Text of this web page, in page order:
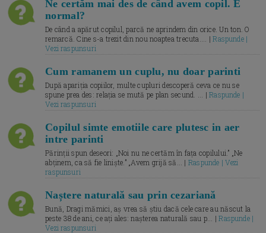
Ne certăm mai des de când avem copil. E
normal?
De când a apărut copilul, parcă ne aprindem din orice. Un ton. O
remarcă. Cine s-a trezit din nou noaptea trecuta.... |Raspunde |
Vezi raspunsuri
Cum ramanem un cuplu, nu doar parinti
După apariția copiilor, multe cupluri descoperă ceva ce nu se
spune prea des: relația se mută pe plan secund. ... |Raspunde |
Vezi raspunsuri
Copilul simte emotiile care plutesc in aer
intre parinti
Părinții spun deseori: „Noi nu ne certăm în fața copilului.” „Ne
abținem, ca să fie liniște.” „Avem grijă să... | Raspunde | Vezi
raspunsuri
Naștere naturală sau prin cezariană
Bună, Dragi mămici, aș vrea să știu dacă cele care au născut la
peste 38 de ani, ce ați ales: nașterea naturală sau p... |Raspunde |
Vezi raspunsuri